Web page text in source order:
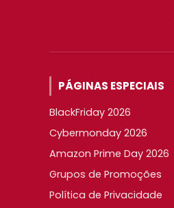
PÁGINAS ESPECIAIS
BlackFriday 2026
Cybermonday 2026
Amazon Prime Day 2026
Grupos de Promoções
Política de Privacidade